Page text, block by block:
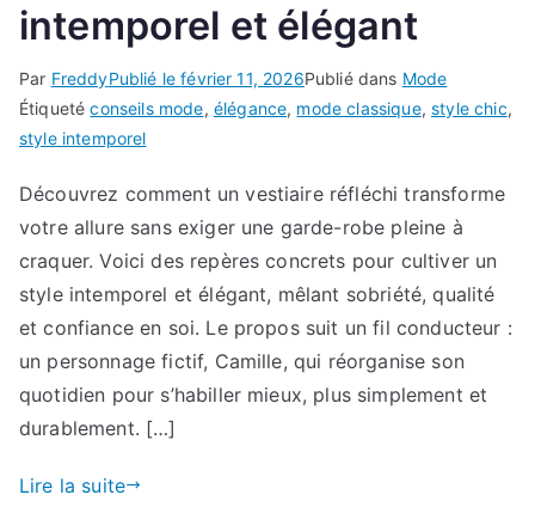
intemporel et élégant
Par FreddyPublié lefévrier 11, 2026Publié dans Mode
Étiquetéconseils mode, élégance, mode classique,style chic,
style intemporel
Découvrez comment un vestiaire réfléchi transforme
votre allure sans exiger une garde-robe pleine à
craquer. Voici des repères concrets pour cultiver un
style intemporel et élégant, mêlant sobriété, qualité
et confiance en soi. Le propos suit un fil conducteur :
un personnage fictif, Camille, qui réorganise son
quotidien pour s’habiller mieux, plus simplement et
durablement. […]
Lire la suite